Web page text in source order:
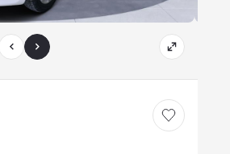
Save car